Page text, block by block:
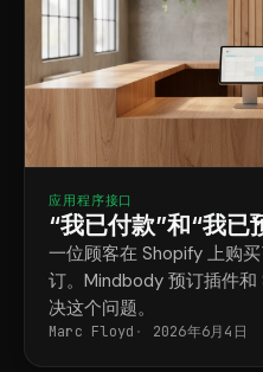
应用程序接口
“我已付款”和“我已
一位顾客在 Shopify 上购
订。Mindbody 预订插件
决这个问题。
Marc Floyd 2026年6月4日